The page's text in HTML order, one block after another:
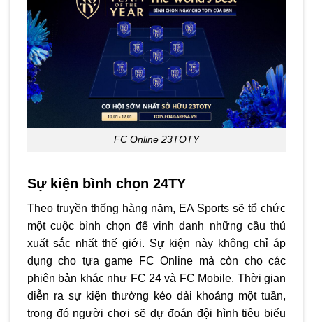
FC Online 23TOTY
Sự kiện bình chọn 24TY
Theo truyền thống hàng năm, EA Sports sẽ tổ chức
một cuộc bình chọn để vinh danh những cầu thủ
xuất sắc nhất thế giới. Sự kiện này không chỉ áp
dụng cho tựa game FC Online mà còn cho các
phiên bản khác như FC 24 và FC Mobile. Thời gian
diễn ra sự kiện thường kéo dài khoảng một tuần,
trong đó người chơi sẽ dự đoán đội hình tiêu biểu